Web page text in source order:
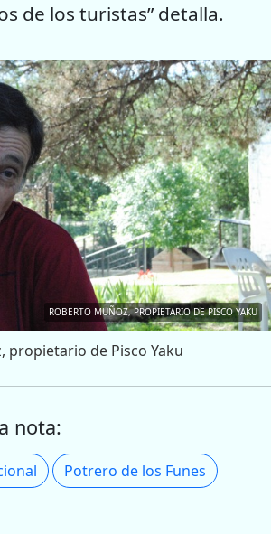
de los turistas” detalla.
ROBERTO MUÑOZ, PROPIETARIO DE PISCO YAKU
propietario de Pisco Yaku
nota:
Potrero de los Funes